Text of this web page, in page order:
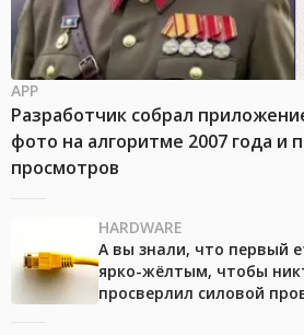
APP
Разработчик собрал
фото на алгоритме 2007 года и
просмотров
HARDWARE
А вы знали, что первый
ярко-жёлтым, чтобы
просверлил силовой